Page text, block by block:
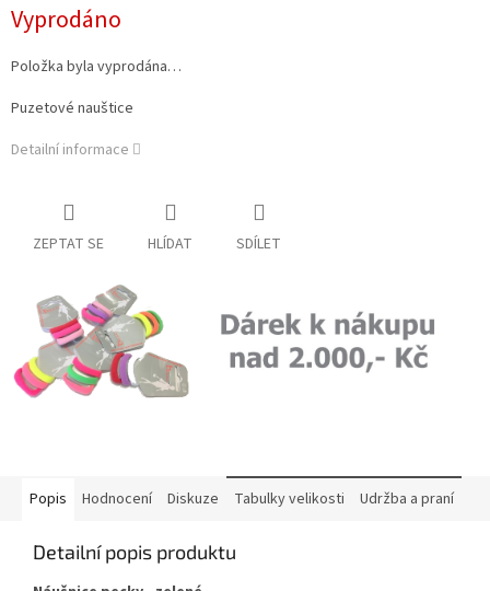
cena:
Vyprodáno
Položka byla vyprodána…
Puzetové nauštice
Detailní informace
ZEPTAT SE HLÍDAT SDÍLET
Popis Hodnocení Diskuze Tabulky velikosti Udržba a praní
Detailní popis produktu